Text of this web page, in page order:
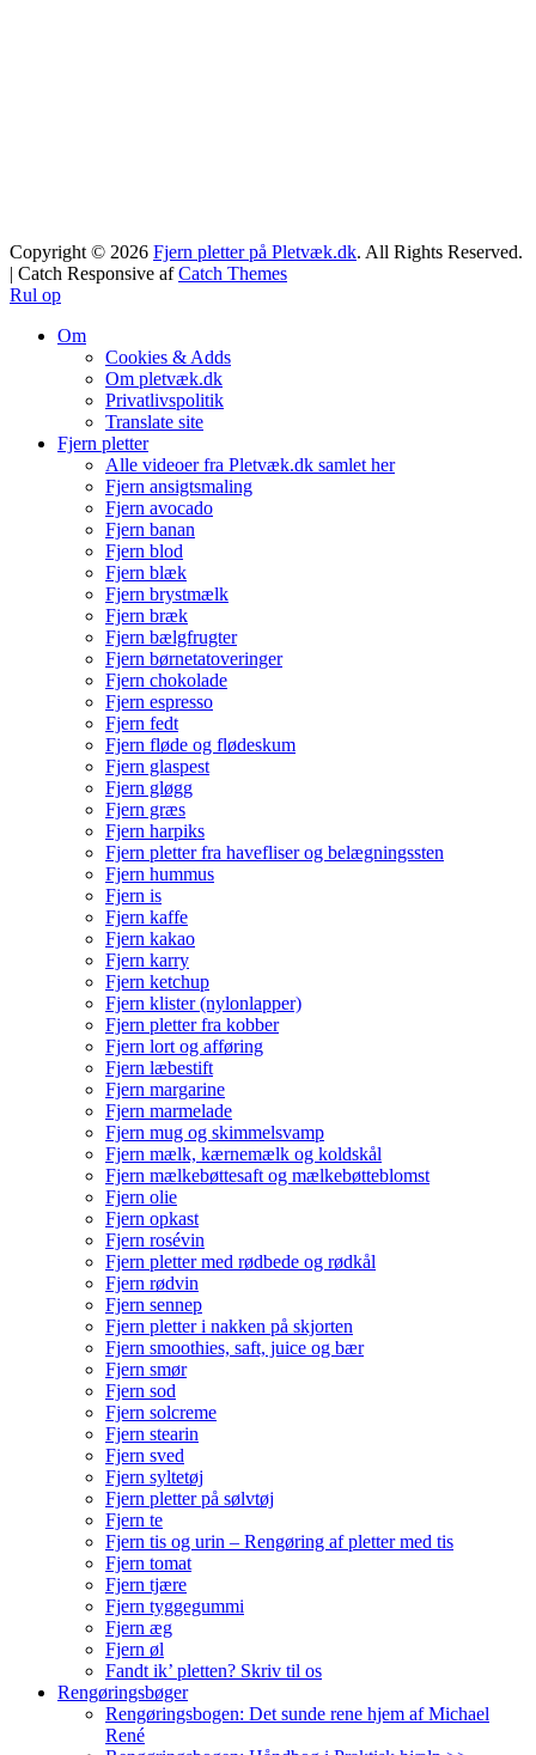
Copyright © 2026 Fjern pletter på Pletvæk.dk. All Rights Reserved.
| Catch Responsive afCatch Themes
Rul op
Om
Cookies & Adds
Om pletvæk.dk
Privatlivspolitik
Translate site
Fjern pletter
Alle videoer fra Pletvæk.dk samlet her
Fjern ansigtsmaling
Fjern avocado
Fjern banan
Fjern blod
Fjern blæk
Fjern brystmælk
Fjern bræk
Fjern bælgfrugter
Fjern børnetatoveringer
Fjern chokolade
Fjern espresso
Fjern fedt
Fjern fløde og flødeskum
Fjern glaspest
Fjern gløgg
Fjern græs
Fjern harpiks
Fjern pletter fra havefliser og belægningssten
Fjern hummus
Fjern is
Fjern kaffe
Fjern kakao
Fjern karry
Fjern ketchup
Fjern klister (nylonlapper)
Fjern pletter fra kobber
Fjern lort og afføring
Fjern læbestift
Fjern margarine
Fjern marmelade
Fjern mug og skimmelsvamp
Fjern mælk, kærnemælk og koldskål
Fjern mælkebøttesaft og mælkebøtteblomst
Fjern olie
Fjern opkast
Fjern rosévin
Fjern pletter med rødbede og rødkål
Fjern rødvin
Fjern sennep
Fjern pletter i nakken på skjorten
Fjern smoothies, saft, juice og bær
Fjern smør
Fjern sod
Fjern solcreme
Fjern stearin
Fjern sved
Fjern syltetøj
Fjern pletter på sølvtøj
Fjern te
Fjern tis og urin – Rengøring af pletter med tis
Fjern tomat
Fjern tjære
Fjern tyggegummi
Fjern æg
Fjern øl
Fandt ik’ pletten? Skriv til os
Rengøringsbøger
Rengøringsbogen: Det sunde rene hjem af Michael
René